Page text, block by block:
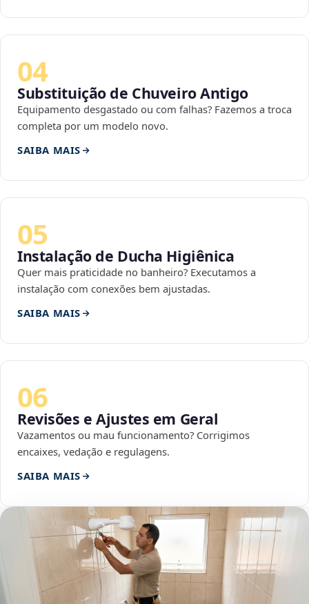
04
Substituição de Chuveiro Antigo
Equipamento desgastado ou com falhas? Fazemos a troca
completa por um modelo novo.
SAIBA MAIS
05
Instalação de Ducha Higiênica
Quer mais praticidade no banheiro? Executamos a
instalação com conexões bem ajustadas.
SAIBA MAIS
06
Revisões e Ajustes em Geral
Vazamentos ou mau funcionamento? Corrigimos
encaixes, vedação e regulagens.
SAIBA MAIS